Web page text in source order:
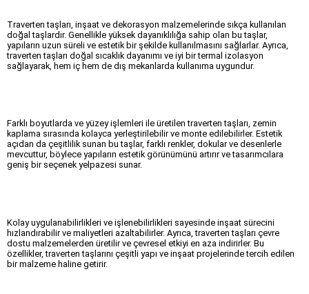
Traverten taşları, inşaat ve dekorasyon malzemelerinde sıkça kullanılan
doğal taşlardır. Genellikle yüksek dayanıklılığa sahip olan bu taşlar,
yapıların uzun süreli ve estetik bir şekilde kullanılmasını sağlarlar. Ayrıca,
traverten taşları doğal sıcaklık dayanımı ve iyi bir termal izolasyon
sağlayarak, hem iç hem de dış mekanlarda kullanıma uygundur.
Farklı boyutlarda ve yüzey işlemleri ile üretilen traverten taşları, zemin
kaplama sırasında kolayca yerleştirilebilir ve monte edilebilirler. Estetik
açıdan da çeşitlilik sunan bu taşlar, farklı renkler, dokular ve desenlerle
mevcuttur, böylece yapıların estetik görünümünü artırır ve tasarımcılara
geniş bir seçenek yelpazesi sunar.
Kolay uygulanabilirlikleri ve işlenebilirlikleri sayesinde inşaat sürecini
hızlandırabilir ve maliyetleri azaltabilirler. Ayrıca, traverten taşları çevre
dostu malzemelerden üretilir ve çevresel etkiyi en aza indirirler. Bu
özellikler, traverten taşlarını çeşitli yapı ve inşaat projelerinde tercih edilen
bir malzeme haline getirir.